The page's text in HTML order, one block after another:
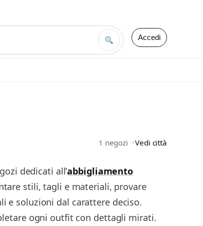
Accedi
1 negozi Vedi città
dedicati all’abbigliamento
stili, tagli e materiali, provare
e soluzioni dal carattere deciso.
ogni outfit con dettagli mirati.